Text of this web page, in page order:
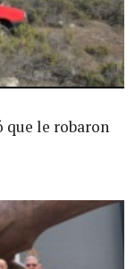
que le robaron